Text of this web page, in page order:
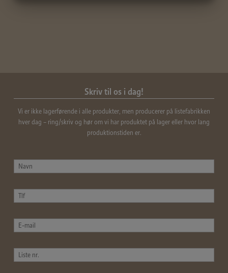
Skriv til os i dag!
Vi er ikke lagerførende i alle produkter, men producerer på listefabrikken
hver dag – ring/skriv og hør om vi har produktet på lager eller hvor lang
produktionstiden er.